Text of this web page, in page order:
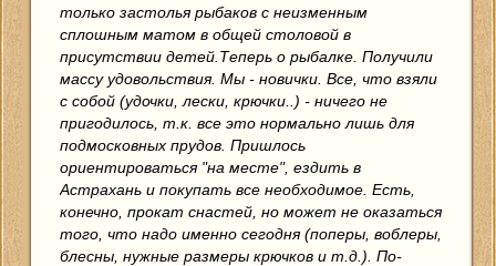
только застолья рыбаков с неизменным
сплошным матом в общей столовой в
присутствии детей.Теперь о рыбалке. Получили
массу удовольствия. Мы - новички. Все, что взяли
с собой (удочки, лески, крючки..) - ничего не
пригодилось, т.к. все это нормально лишь для
подмосковных прудов. Пришлось
ориентироваться "на месте", ездить в
Астрахань и покупать все необходимое. Есть,
конечно, прокат снастей, но может не оказаться
того, что надо именно сегодня (поперы, воблеры,
блесны, нужные размеры крючков и т.д.). По-